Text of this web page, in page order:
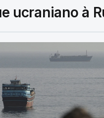
ucraniano à